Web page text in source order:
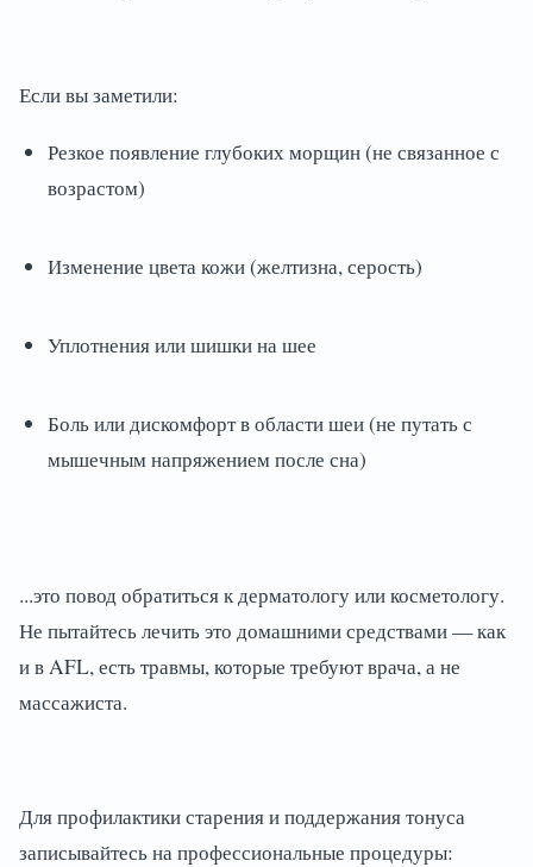
Если вы заметили:
Резкое появление глубоких морщин (не связанное с
возрастом)
Изменение цвета кожи (желтизна, серость)
Уплотнения или шишки на шее
Боль или дискомфорт в области шеи (не путать с
мышечным напряжением после сна)
...это повод обратиться к дерматологу или косметологу.
Не пытайтесь лечить это домашними средствами — как
и в AFL, есть травмы, которые требуют врача, а не
массажиста.
Для профилактики старения и поддержания тонуса
записывайтесь на профессиональные процедуры: